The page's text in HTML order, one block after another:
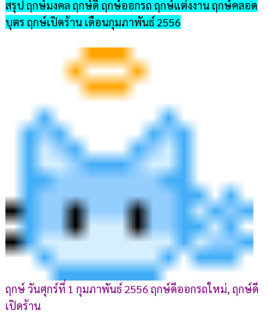
สรุป ฤกษ์มงคล ฤกษ์ดี ฤกษ์ออกรถ ฤกษ์แต่งงาน ฤกษ์คลอด
บุตร ฤกษ์เปิดร้าน เดือนกุมภาพันธ์ 2556
ฤกษ์ วันศุกร์ที่ 1 กุมภาพันธ์ 2556 ฤกษ์ดีออกรถใหม่, ฤกษ์ดี
เปิดร้าน